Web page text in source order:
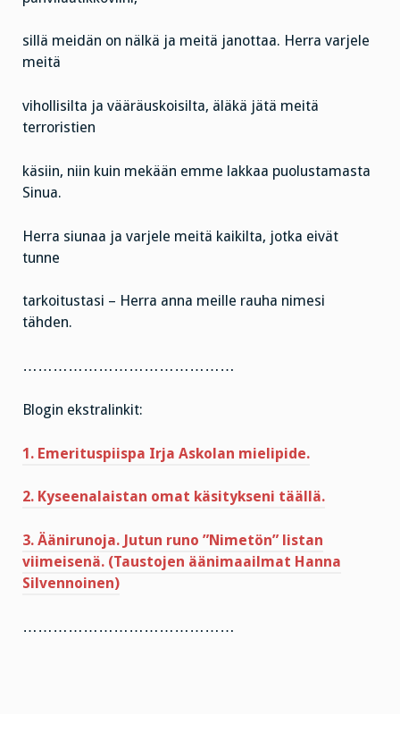
sillä meidän on nälkä ja meitä janottaa. Herra varjele
meitä
vihollisilta ja vääräuskoisilta, äläkä jätä meitä
terroristien
käsiin, niin kuin mekään emme lakkaa puolustamasta
Sinua.
Herra siunaa ja varjele meitä kaikilta, jotka eivät
tunne
tarkoitustasi – Herra anna meille rauha nimesi
tähden.
……………………………………
Blogin ekstralinkit:
1. Emerituspiispa Irja Askolan mielipide.
2. Kyseenalaistan omat käsitykseni täällä.
3. Äänirunoja. Jutun runo ”Nimetön” listan
viimeisenä. (Taustojen äänimaailmat Hanna
Silvennoinen)
……………………………………